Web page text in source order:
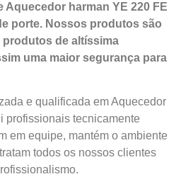
Aquecedor harman YE 220 FE
porte. Nossos produtos são
de altíssima
uma maior segurança para
e qualificada em Aquecedor
profissionais tecnicamente
em equipe, mantém o ambiente
todos os nossos clientes